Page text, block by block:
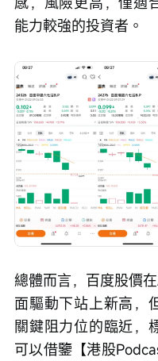
能力較強的投資者。
總體而言，百度股價
面驅動下站上新高，
關鍵阻力位的臨近，
可以借鑒【港股